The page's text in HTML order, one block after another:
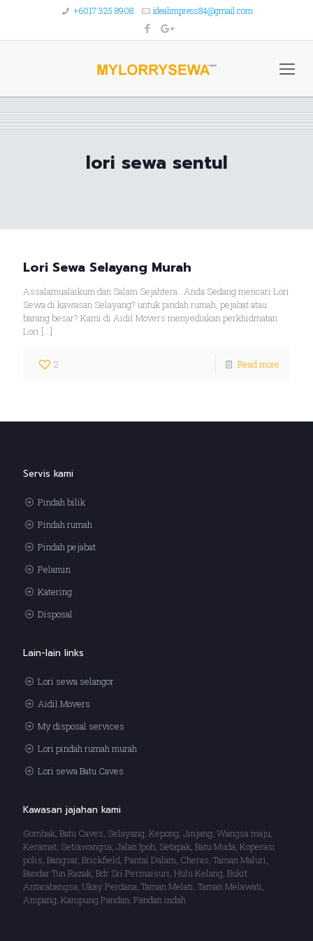
+6017 325 8908 idealimpress84@gmail.com
lori sewa sentul
Lori Sewa Selayang Murah
Assalamualaikum dan Salam Sejahtera.. Anda Sedang mencari Lori
Sewa di kawasan Selayang? untuk pindah rumah, pejabat atau
barang besar? Kami di Aidil Movers menyediakan perkhidmatan
Lori […]
2 Read more
Servis kami
Pindah bilik
Pindah rumah
Pindah pejabat
Pelamin
Katering
Disposal
Lain-lain links
Lori sewa selangor
Aidil Movers
My disposal services
Lori pindah rumah murah
Lori sewa Batu Caves
Kawasan jajahan kami
Gombak, Batu Caves, Selayang, Kepong, Jinjang, Wangsa maju,
Keramat, Setiawangsa, Jalan Ipoh, Setapak, Batu Muda, Koperasi
polis, Bangsar, Brickfield, Pantai Dalam, Cheras, Taman Maluri,
Bandar Tun Razak, Bdr Sri Permaisuri, Hulu Kelang, Bukit
Antarabangsa, Ukay Perdana, Taman Melati, Taman Melawati,
Ampang, Kampung Pandan, Pandan indah